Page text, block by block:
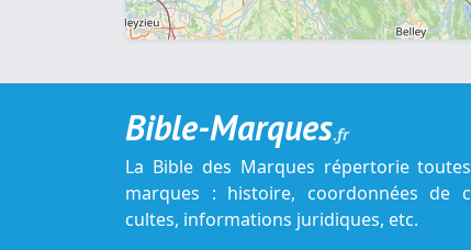
Bible-Marques.fr
La Bible des Marques répertorie
marques : histoire, coordonnées de
cultes, informations juridiques, etc.